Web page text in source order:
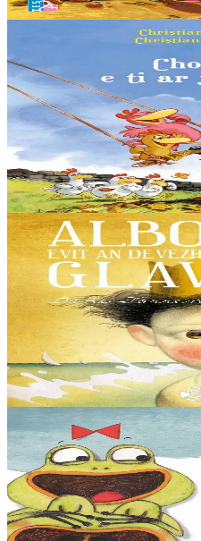
Voir
Acheter
Charivari chez les p’tites
Carmen, l’intrépide poulette, et
chaton… horriblement noir ! Les
on pas que les chats...
En stock5,00 €
Voir
Acheter
6 ans et plus
Goater
Album pour les jours de
Et quand l’hiver arrivera, d’ici
mes sœurs, mes parents, grand-
compte d’une chose que j’ai...
En stock15,00 €
Voir
Acheter
4 ans et plus
Sav-heol
Les deux grenouilles à
Imaginez deux grenouilles à
qui chantent faux et fort et qui
arrêt… Mais qui réussira à les